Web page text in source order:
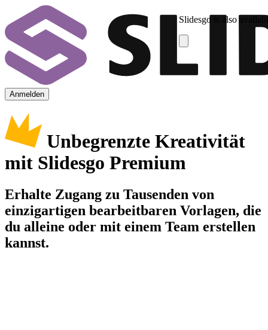
Slidesgo is also
Anmelden
Unbegrenzte Kreativität
mit Slidesgo Premium
Erhalte Zugang zu Tausenden von
einzigartigen bearbeitbaren Vorlagen, die
du alleine oder mit einem Team erstellen
kannst.